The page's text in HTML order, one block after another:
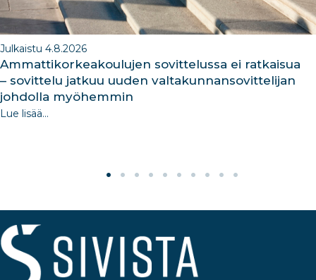
Julkaistu 4.8.2026
Ammattikorkeakoulujen sovittelussa ei ratkaisua
– sovittelu jatkuu uuden valtakunnansovittelijan
johdolla myöhemmin
Lue lisää...